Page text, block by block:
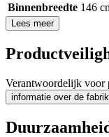
Binnenbreedte 146
Lees meer
Verantwoordelijk voor
informatie over de